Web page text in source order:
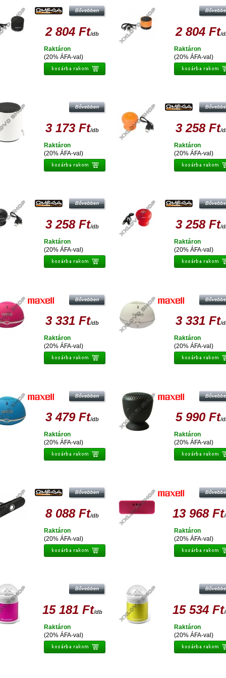
2 804 Ft/db
(20% ÁFA-val)
Raktáron
2 804 Ft/
(20% ÁFA-val)
Raktáron
3 173 Ft/db
(20% ÁFA-val)
Raktáron
3 258 Ft/
(20% ÁFA-val)
Raktáron
3 258 Ft/db
(20% ÁFA-val)
Raktáron
3 258 Ft/
(20% ÁFA-val)
Raktáron
3 331 Ft/db
(20% ÁFA-val)
Raktáron
3 331 Ft/
(20% ÁFA-val)
Raktáron
3 479 Ft/db
(20% ÁFA-val)
Raktáron
TAPADÓKORONGGAL
5 990 Ft/
(20% ÁFA-val)
Raktáron
8 088 Ft/db
(20% ÁFA-val)
Raktáron
13 968 Ft
(20% ÁFA-val)
Raktáron
15 181 Ft/db
(20% ÁFA-val)
Raktáron
15 534 Ft
(20% ÁFA-val)
Raktáron